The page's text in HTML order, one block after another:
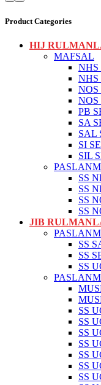
Product Categories
HIJ
MAFSAL
NHS
NHS
NOS
NOS
PB
SA
SAL
SI
SIL
SS
SS
SS
SS
JIB
SS
SS
SS
SS
SS
SS
SS
SS
SS
SS